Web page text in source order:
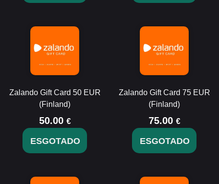
Zalando Gift Card 50 EUR
(Finland)
50.00 €
ESGOTADO
Zalando Gift Card 75 EUR
(Finland)
75.00 €
ESGOTADO